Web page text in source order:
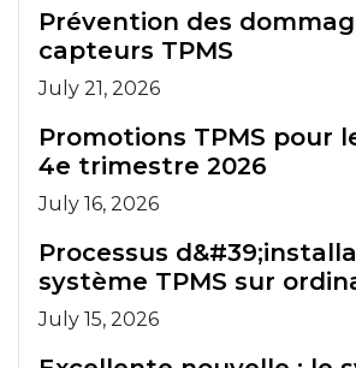
Prévention des
capteurs TPMS
July 21, 2026
Promotions TPMS pour
4e trimestre 2026
July 16, 2026
Processus
système TPMS sur
July 15, 2026